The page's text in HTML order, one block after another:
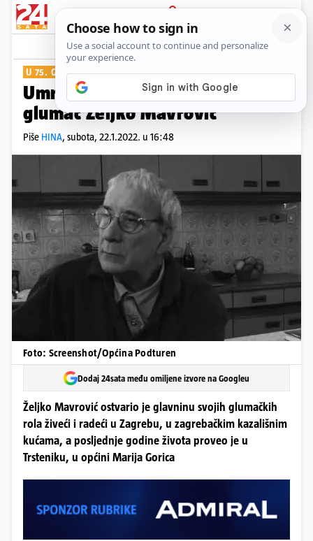
PRIJAVA
Show
U 75. GODINI
Umro je kazališni i televizijski
glumac Željko Mavrović
Piše HINA, subota, 22.1.2022. u 16:48
Foto: Screenshot/Općina Podturen
Dodaj 24sata među omiljene izvore na Googleu
Željko Mavrović ostvario je glavninu svojih glumačkih
rola živeći i radeći u Zagrebu, u zagrebačkim kazališnim
kućama, a posljednje godine života proveo je u
Trsteniku, u općini Marija Gorica